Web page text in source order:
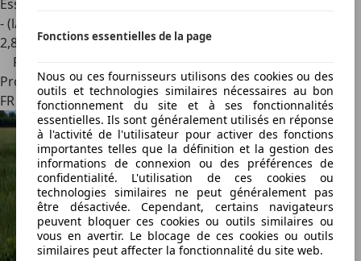
Essence
- (l/100 km)
2,8
Prix réduit
Professionnel
FR 63000
Fonctions essentielles de la page
Nous ou ces fournisseurs utilisons des cookies ou des
outils et technologies similaires nécessaires au bon
fonctionnement du site et à ses fonctionnalités
essentielles. Ils sont généralement utilisés en réponse
à l'activité de l'utilisateur pour activer des fonctions
importantes telles que la définition et la gestion des
informations de connexion ou des préférences de
confidentialité. L'utilisation de ces cookies ou
technologies similaires ne peut généralement pas
être désactivée. Cependant, certains navigateurs
peuvent bloquer ces cookies ou outils similaires ou
vous en avertir. Le blocage de ces cookies ou outils
similaires peut affecter la fonctionnalité du site web.